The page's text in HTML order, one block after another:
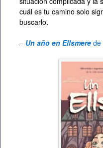
cuál es tu camino solo
buscarlo.
– Un año en Ellsmere de